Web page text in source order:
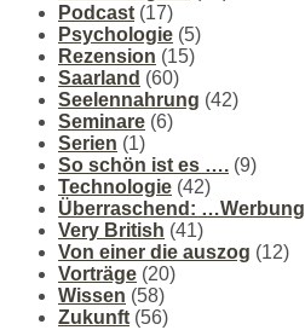
Podcast (17)
Psychologie (5)
Rezension (15)
Saarland (60)
Seelennahrung (42)
Seminare (6)
Serien (1)
So schön ist es …. (9)
Technologie (42)
Überraschend: …Werbung
Very British (41)
Von einer die auszog (12)
Vorträge (20)
Wissen (58)
Zukunft (56)